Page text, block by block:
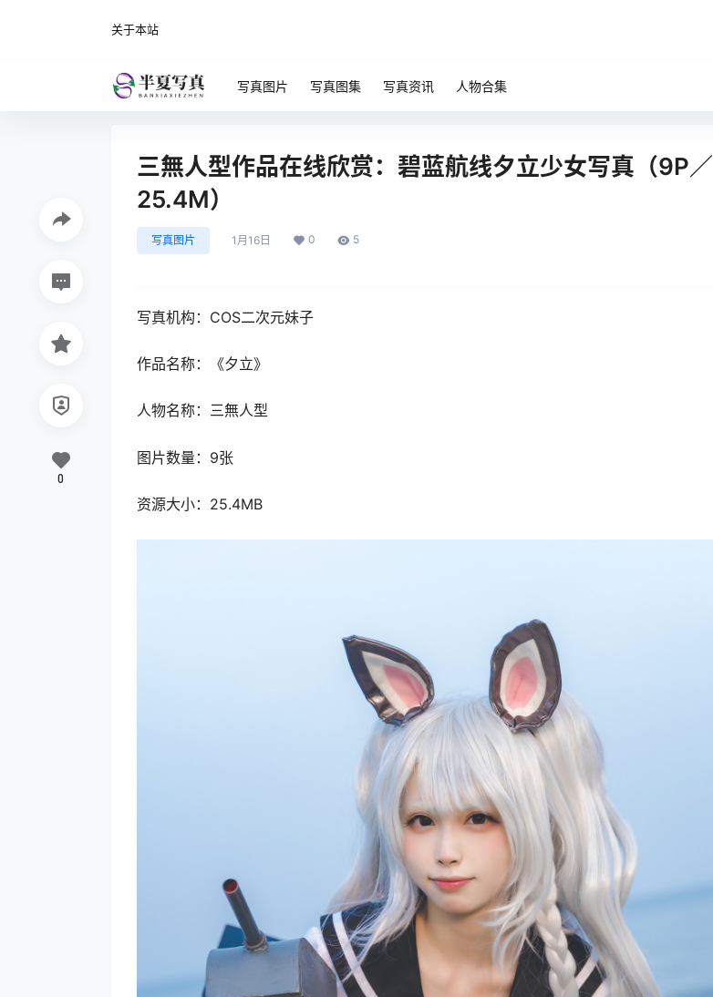
关于本站
写真图片 写真图集 写真资讯 人物合集
三無人型作品在线欣赏：碧蓝航线夕立少女写真（9P／
25.4M）
写真图片 1月16日 0 5
写真机构：COS二次元妹子
作品名称：《夕立》
人物名称：三無人型
图片数量：9张
资源大小：25.4MB
0